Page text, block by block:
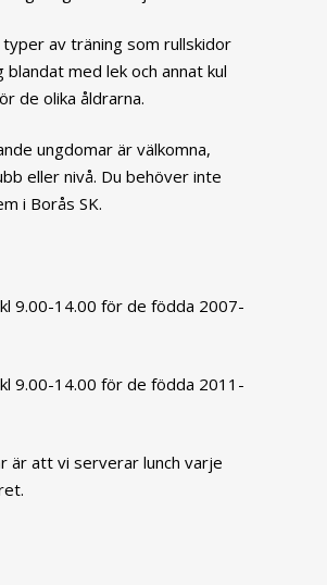
typer av träning som rullskidor
blandat med lek och annat kul
de olika åldrarna.
ungdomar är välkomna,
eller nivå. Du behöver inte
i Borås SK.
9.00-14.00 för de födda 2007-
9.00-14.00 för de födda 2011-
är att vi serverar lunch varje